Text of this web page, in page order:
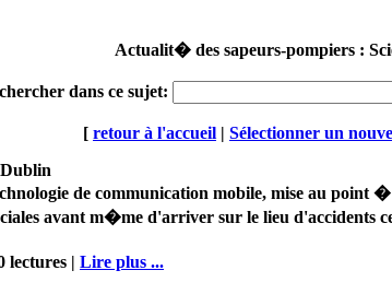
Actualit� des sapeurs-pompiers :
dans ce sujet:
[ retour à l'accueil | Sélectionner un
de communication mobile, mise au
avant m�me d'arriver sur le lieu d'accidents
lectures | Lire plus ...